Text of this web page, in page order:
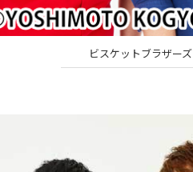
ビスケットブラザーズ